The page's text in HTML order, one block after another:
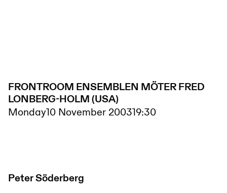
FRONTROOM ENSEMBLEN MÖTER FRED
LONBERG-HOLM (USA)
Monday10 November 200319:30
Peter Söderberg